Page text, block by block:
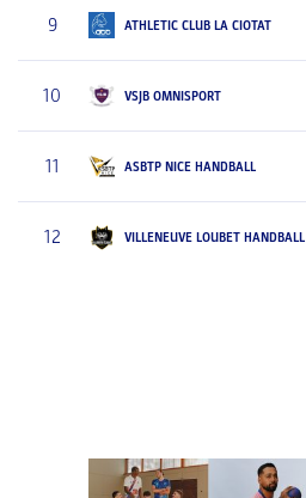
9 ATHLETIC CLUB LA CIOTAT
10 VSJB OMNISPORT
11 ASBTP NICE HANDBALL
12 VILLENEUVE LOUBET HANDBALL